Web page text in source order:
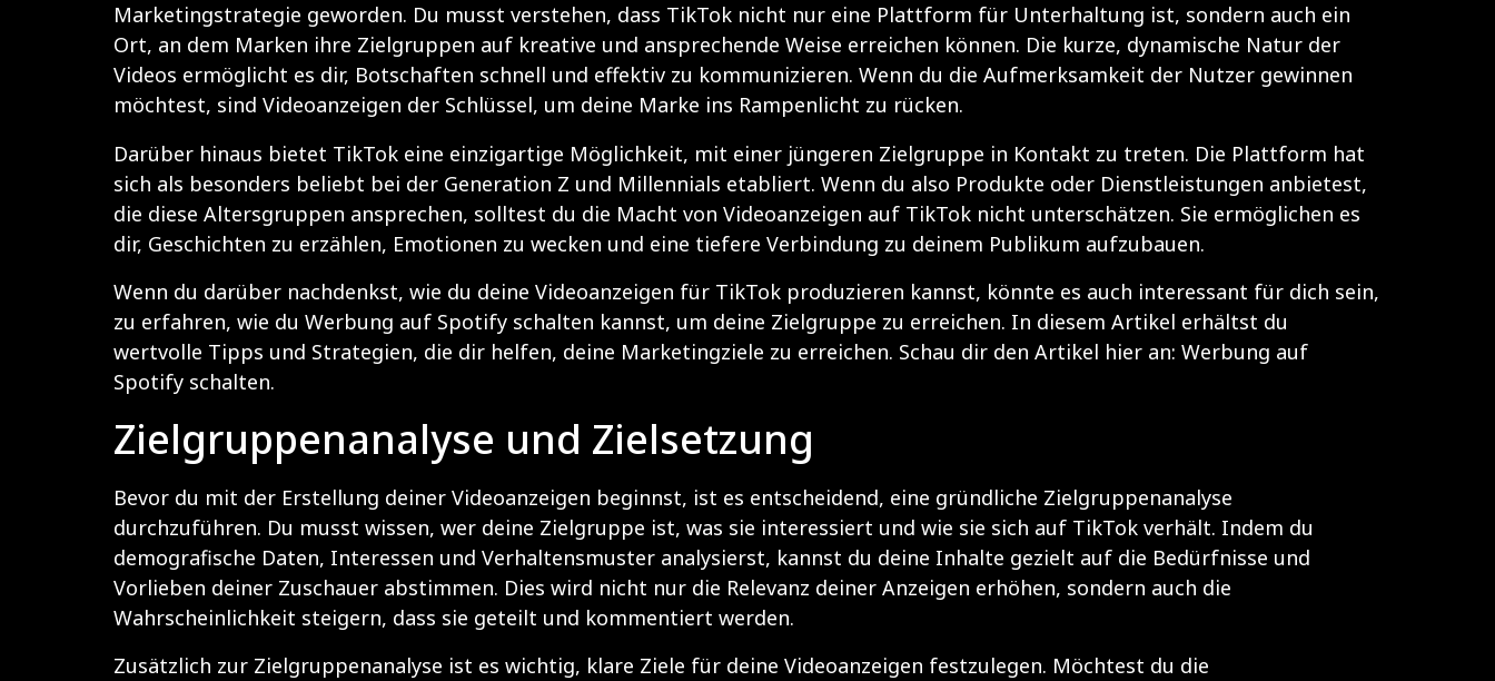
Marketingstrategie geworden. Du musst verstehen, dass TikTok nicht nur eine Plattform für Unterhaltung ist, sondern auch ein
Ort, an dem Marken ihre Zielgruppen auf kreative und ansprechende Weise erreichen können. Die kurze, dynamische Natur der
Videos ermöglicht es dir, Botschaften schnell und effektiv zu kommunizieren. Wenn du die Aufmerksamkeit der Nutzer gewinnen
möchtest, sind Videoanzeigen der Schlüssel, um deine Marke ins Rampenlicht zu rücken.
Darüber hinaus bietet TikTok eine einzigartige Möglichkeit, mit einer jüngeren Zielgruppe in Kontakt zu treten. Die Plattform hat
sich als besonders beliebt bei der Generation Z und Millennials etabliert. Wenn du also Produkte oder Dienstleistungen anbietest,
die diese Altersgruppen ansprechen, solltest du die Macht von Videoanzeigen auf TikTok nicht unterschätzen. Sie ermöglichen es
dir, Geschichten zu erzählen, Emotionen zu wecken und eine tiefere Verbindung zu deinem Publikum aufzubauen.
Wenn du darüber nachdenkst, wie du deine Videoanzeigen für TikTok produzieren kannst, könnte es auch interessant für dich sein,
zu erfahren, wie du Werbung auf Spotify schalten kannst, um deine Zielgruppe zu erreichen. In diesem Artikel erhältst du
wertvolle Tipps und Strategien, die dir helfen, deine Marketingziele zu erreichen. Schau dir den Artikel hier an: Werbung auf
Spotify schalten.
Zielgruppenanalyse und Zielsetzung
Bevor du mit der Erstellung deiner Videoanzeigen beginnst, ist es entscheidend, eine gründliche Zielgruppenanalyse
durchzuführen. Du musst wissen, wer deine Zielgruppe ist, was sie interessiert und wie sie sich auf TikTok verhält. Indem du
demografische Daten, Interessen und Verhaltensmuster analysierst, kannst du deine Inhalte gezielt auf die Bedürfnisse und
Vorlieben deiner Zuschauer abstimmen. Dies wird nicht nur die Relevanz deiner Anzeigen erhöhen, sondern auch die
Wahrscheinlichkeit steigern, dass sie geteilt und kommentiert werden.
Zusätzlich zur Zielgruppenanalyse ist es wichtig, klare Ziele für deine Videoanzeigen festzulegen. Möchtest du die